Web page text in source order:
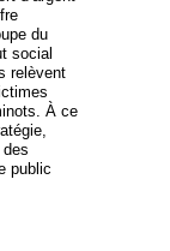
du
social
relèvent
À ce
public